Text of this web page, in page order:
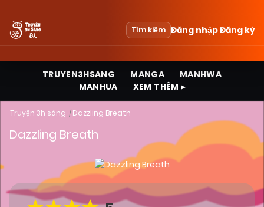
Tìm kiếm Đăng nhậpĐăng ký
TRUYEN3HSANG MANGA
MANHWA
MANHUA
XEM THÊM ▸
Truyện 3h sáng Dazzling Breath
Dazzling Breath